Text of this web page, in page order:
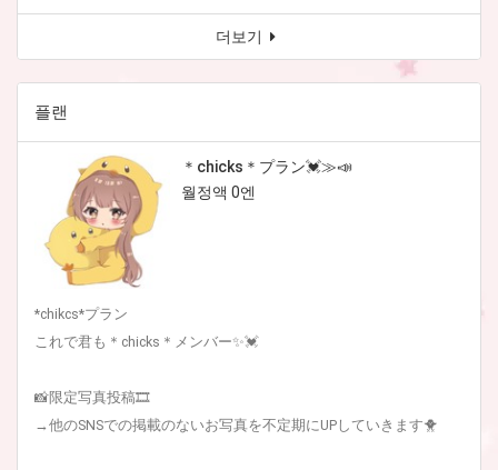
더보기
플랜
＊chicks＊プラン💓≫📣
월정액 0엔
*chikcs*プラン
これで君も＊chicks＊メンバー✨💓
📸限定写真投稿🎞
→他のSNSでの掲載のないお写真を不定期にUPしていきます🐥